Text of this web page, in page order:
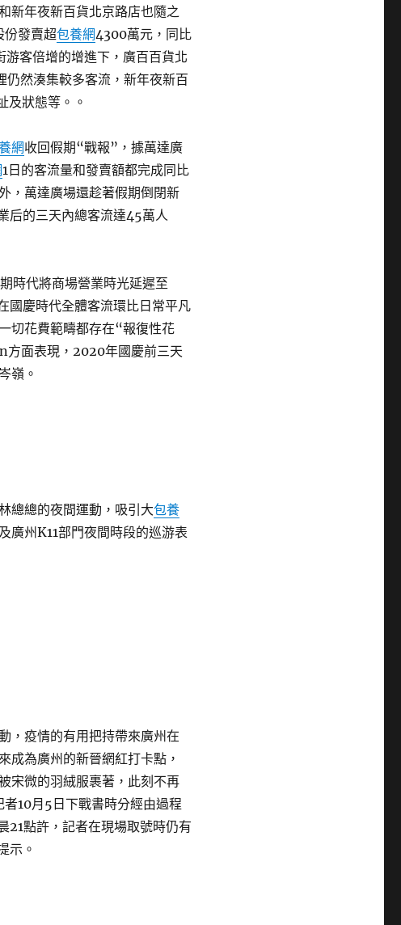
新年夜新百貨北京路店也隨之
份發賣超包養網4300萬元，同比
客倍增的增進下，廣百百貨北
然湊集較多客流，新年夜新百
及狀態等。。
網收回假期“戰報”，據萬達廣
1日的客流量和發賣額都完成同比
，萬達廣場還趁著假期倒閉新
后的三天內總客流達45萬人
時代將商場營業時光延遲至
國慶時代全體客流環比日常平凡
切花費範疇都存在“報復性花
方面表現，2020年國慶前三天
嶺。
總總的夜間運動，吸引大包養
廣州K11部門夜間時段的巡游表
，疫情的有用把持帶來廣州在
成為廣州的新晉網紅打卡點，
宋微的羽絨服裹著，此刻不再
者10月5日下戰書時分經由過程
21點許，記者在現場取號時仍有
示。